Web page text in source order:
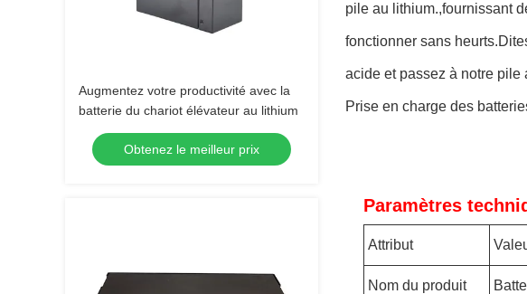
Augmentez votre productivité avec la
batterie du chariot élévateur au lithium
Obtenez le meilleur prix
pile au lithium.,fournissant
fonctionner sans
acide et passez à notre
Prise en charge des
Paramètres
Attribut
Nom du produit